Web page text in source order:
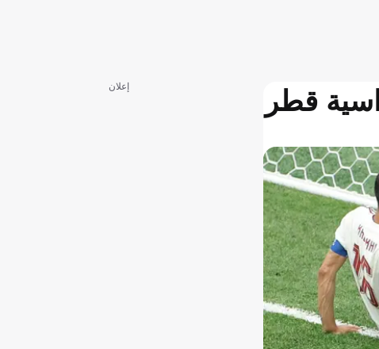
قطر إعلان